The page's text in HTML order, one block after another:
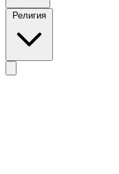
Религия